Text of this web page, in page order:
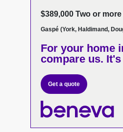
$389,000 Two or
Gaspé (York, Haldimand,
For your home
compare us.
Get a quote